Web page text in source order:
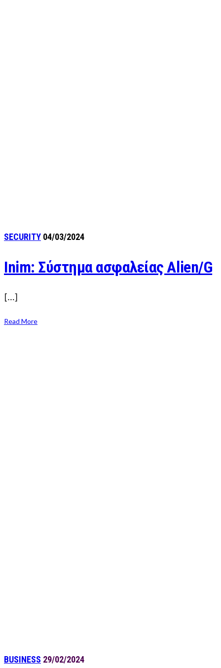
SECURITY 04/03/2024
Inim: Σύστημα ασφαλείας Alien/G
[…]
Read More
BUSINESS 29/02/2024